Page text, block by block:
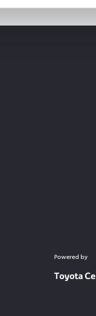
Powered by